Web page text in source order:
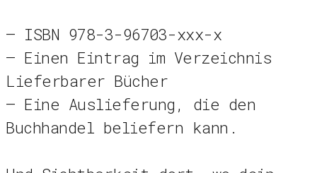
– ISBN 978-3-96703-xxx-x
– Einen Eintrag im Verzeichnis
Lieferbarer Bücher
– Eine Auslieferung, die den
Buchhandel beliefern kann.